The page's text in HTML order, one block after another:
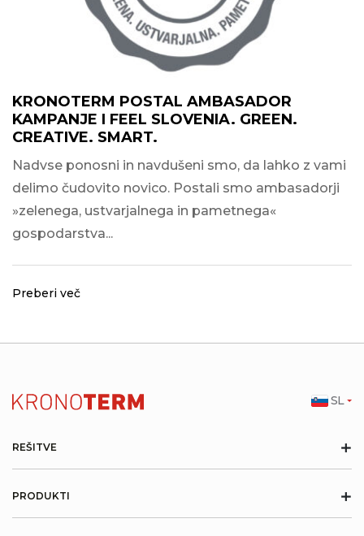
KRONOTERM POSTAL AMBASADOR
KAMPANJE I FEEL SLOVENIA. GREEN.
CREATIVE. SMART.
Nadvse ponosni in navdušeni smo, da lahko z vami
delimo čudovito novico. Postali smo ambasadorji
»zelenega, ustvarjalnega in pametnega«
gospodarstva...
Preberi več
REŠITVE +
PRODUKTI +
SL